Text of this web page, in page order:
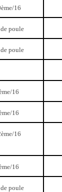
16
poule
poule
16
16
16
16
poule